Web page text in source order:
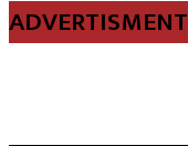
ADVERTISMENT